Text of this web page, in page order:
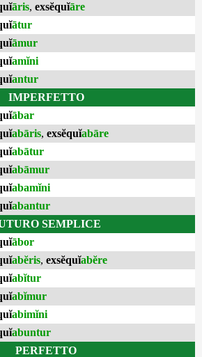
āris, exsĕquĭāre
ātur
āmur
amĭni
antur
IMPERFETTO
ābar
abāris, exsĕquĭabāre
abātur
abāmur
abamĭni
abantur
SEMPLICE
ābor
abĕris, exsĕquĭabĕre
abĭtur
abĭmur
abimĭni
abuntur
PERFETTO